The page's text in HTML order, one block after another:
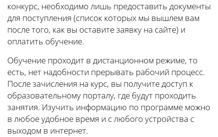
конкурс, необходимо лишь предоставить документы
для поступления (список которых мы вышлем вам
после того, как вы оставите заявку на сайте) и
оплатить обучение.
Обучение проходит в дистанционном режиме, то
есть, нет надобности прерывать рабочий процесс.
После зачисления на курс, вы получите доступ к
образовательному порталу, где будут проходить
занятия. Изучить информацию по программе можно
в любое удобное время и с любого устройства с
выходом в интернет.